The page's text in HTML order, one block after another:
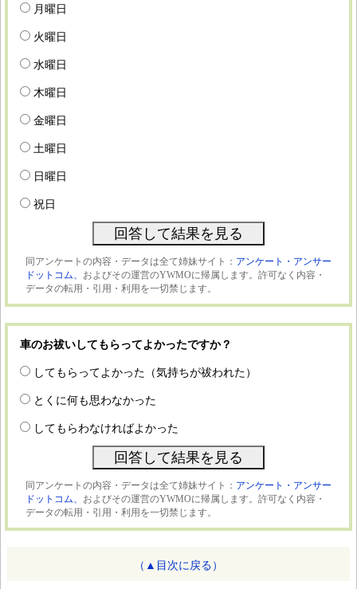
月曜日
火曜日
水曜日
木曜日
金曜日
土曜日
日曜日
祝日
同アンケートの内容・データは全て姉妹サイト： アンケート・アンサー
ドットコム、 およびその運営のYWMOに帰属します。許可なく内容・
データの転用・引用・利用を一切禁じます。
車のお祓いしてもらってよかったですか？
してもらってよかった（気持ちが祓われた）
とくに何も思わなかった
してもらわなければよかった
同アンケートの内容・データは全て姉妹サイト： アンケート・アンサー
ドットコム、 およびその運営のYWMOに帰属します。許可なく内容・
データの転用・引用・利用を一切禁じます。
（▲目次に戻る）